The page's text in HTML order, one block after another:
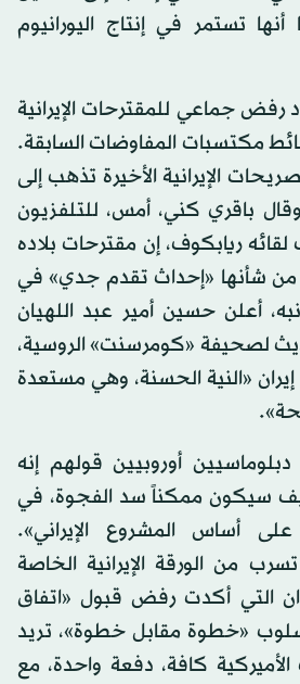
تستمر في إنتاج اليورانيوم
جماعي للمقترحات الإيرانية
مكتسبات المفاوضات السابقة.
الإيرانية الأخيرة تذهب إلى
باقري كني، أمس، للتلفزيون
لقائه ريابكوف، إن مقترحات بلاده
من شأنها «إحداث تقدم جدي» في
أعلن حسين أمير عبد اللهيان
لصحيفة «كومرسنت» الروسية،
«النية الحسنة، وهي مستعدة
أوروبيين قولهم إنه
سيكون ممكناً سد الفجوة، في
أساس المشروع الإيراني».
من الورقة الإيرانية الخاصة
التي أكدت رفض قبول «اتفاق
«خطوة مقابل خطوة»، تريد
الأميركية كافة، دفعة واحدة، مع